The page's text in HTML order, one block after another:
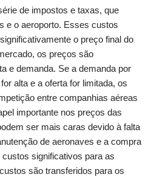
de impostos e taxas, que
e o aeroporto. Esses custos
o preço final do
os preços são
e demanda. Se a demanda por
alta e a oferta for limitada, os
entre companhias aéreas
importante nos preços das
ser mais caras devido à falta
de aeronaves e a compra
significativos para as
são transferidos para os